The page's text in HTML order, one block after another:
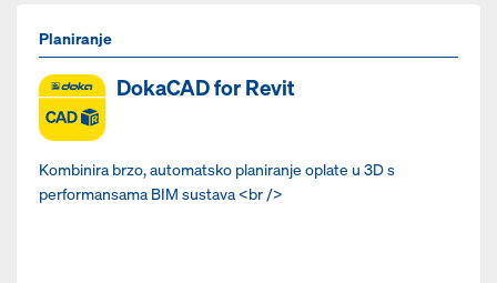
Planiranje
DokaCAD for Revit
Kombinira brzo, automatsko planiranje oplate u 3D s
performansama BIM sustava <br />